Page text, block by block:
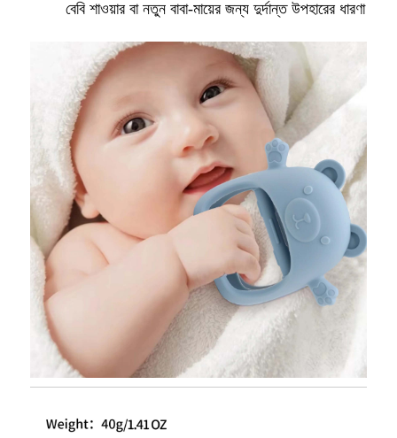
বেবি শাওয়ার বা নতুন বাবা-মায়ের জন্য দুর্দান্ত উপহারের ধারণা